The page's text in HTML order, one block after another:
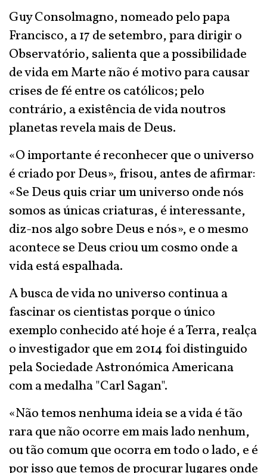
Guy Consolmagno, nomeado pelo papa
Francisco, a 17 de setembro, para dirigir o
Observatório, salienta que a possibilidade
de vida em Marte não é motivo para causar
crises de fé entre os católicos; pelo
contrário, a existência de vida noutros
planetas revela mais de Deus.
«O importante é reconhecer que o universo
é criado por Deus», frisou, antes de afirmar:
«Se Deus quis criar um universo onde nós
somos as únicas criaturas, é interessante,
diz-nos algo sobre Deus e nós», e o mesmo
acontece se Deus criou um cosmo onde a
vida está espalhada.
A busca de vida no universo continua a
fascinar os cientistas porque o único
exemplo conhecido até hoje é a Terra, realça
o investigador que em 2014 foi distinguido
pela Sociedade Astronómica Americana
com a medalha "Carl Sagan".
«Não temos nenhuma ideia se a vida é tão
rara que não ocorre em mais lado nenhum,
ou tão comum que ocorra em todo o lado, e é
por isso que temos de procurar lugares onde